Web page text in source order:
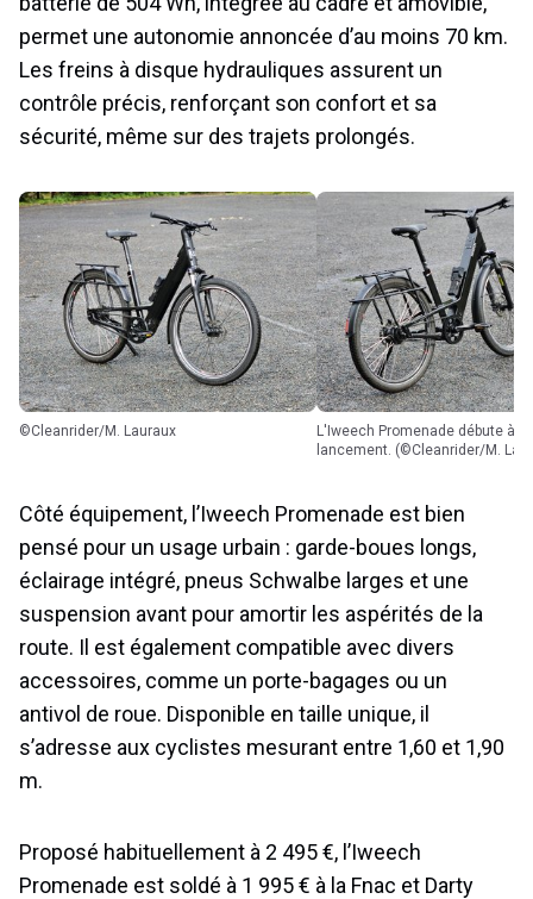
permet une autonomie annoncée d’au moins 70 km.
Les freins à disque hydrauliques assurent un
contrôle précis, renforçant son confort et sa
sécurité, même sur des trajets prolongés.
©Cleanrider/M. Lauraux
L'Iweech Promenade débute à 2 195 € au
lancement. (©Cleanrider/M.
Côté équipement, l’Iweech Promenade est bien
pensé pour un usage urbain : garde-boues longs,
éclairage intégré, pneus Schwalbe larges et une
suspension avant pour amortir les aspérités de la
route. Il est également compatible avec divers
accessoires, comme un porte-bagages ou un
antivol de roue. Disponible en taille unique, il
s’adresse aux cyclistes mesurant entre 1,60 et 1,90
m.
Proposé habituellement à 2 495 €, l’Iweech
Promenade est soldé à 1 995 € à la Fnac et Darty